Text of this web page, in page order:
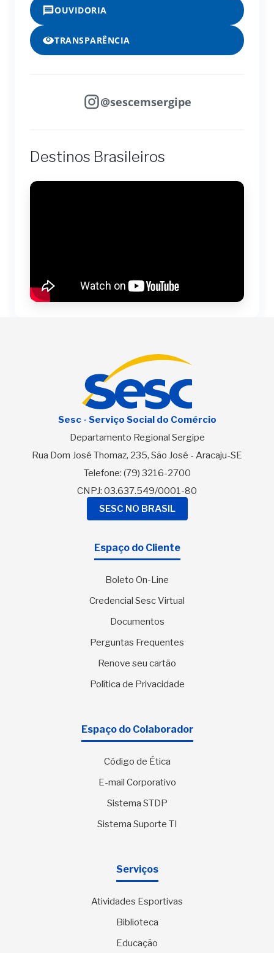
OUVIDORIA
TRANSPARÊNCIA
@sescemsergipe
Destinos Brasileiros
Sesc - Serviço Social do Comércio
Departamento Regional Sergipe
Rua Dom José Thomaz, 235, São José - Aracaju-SE
Telefone: (79) 3216-2700
CNPJ: 03.637.549/0001-80
SESC NO BRASIL
Espaço do Cliente
Boleto On-Line
Credencial Sesc Virtual
Documentos
Perguntas Frequentes
Renove seu cartão
Política de Privacidade
Espaço do Colaborador
Código de Ética
E-mail Corporativo
Sistema STDP
Sistema Suporte TI
Serviços
Atividades Esportivas
Biblioteca
Educação